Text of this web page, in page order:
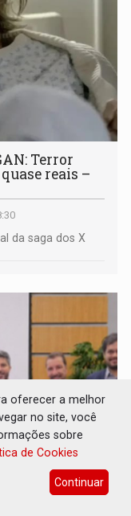
Terror
reais –
da saga dos X
candidatos ao
oferecer a melhor
no site, você
sobre
de Cookies
Continuar